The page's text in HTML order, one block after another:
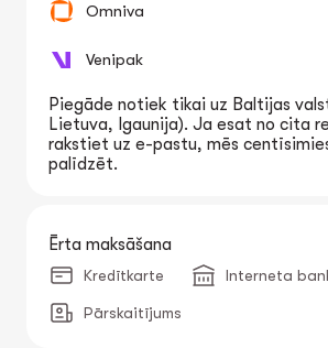
Omniva
Venipak
Piegāde notiek tikai uz Baltijas
Lietuva, Igaunija). Ja esat no cita
rakstiet uz e-pastu, mēs
palīdzēt.
Ērta maksāšana
Kredītkarte Interneta
Pārskaitījums